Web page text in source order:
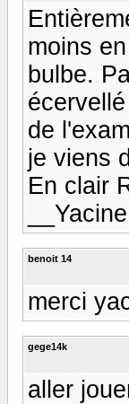
moins
bulbe.
de
je viens
En clair
__Yacine
benoit 14
merci
gege14k
aller